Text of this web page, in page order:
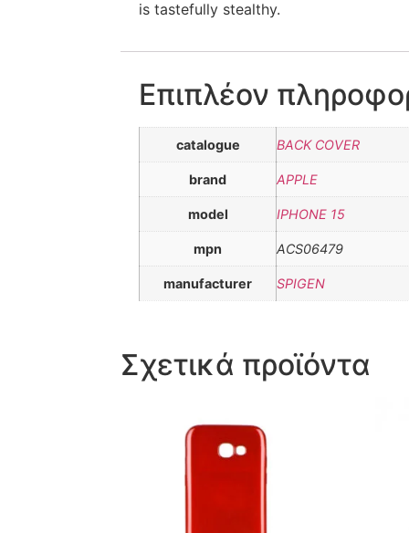
is tastefully stealthy.
Επιπλέον
catalogue BACK COVER
brand APPLE
model IPHONE 15
mpn ACS06479
manufacturer SPIGEN
Σχετικά προϊόντα